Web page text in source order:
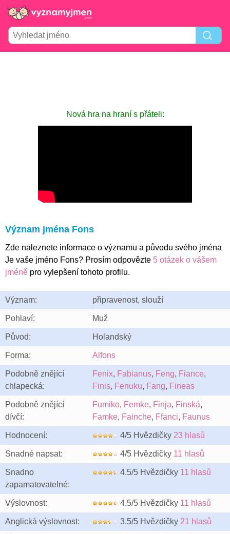
Nová hra na hraní s přáteli:
Význam jména Fons
Zde naleznete informace o významu a původu svého jména
Je vaše jméno Fons? Prosím odpovězte 5 otázek o vášem
jméně pro vylepšení tohoto profilu.
Význam: připravenost, slouží
Pohlaví: Muž
Původ: Holandský
Forma: Alfons
Podobně znějící
chlapecká:
Fenix, Fabianus, Feng, Fiance,
Finis, Fenuku, Fang, Fineas
Podobně znějící
dívčí:
Fumiko, Femke, Finja, Finská,
Famke, Fainche, Ffanci, Faunus
Hodnocení: 4/5 Hvězdičky 23 hlasů
Snadné napsat: 4/5 Hvězdičky 11 hlasů
Snadno
zapamatovatelné:
4.5/5 Hvězdičky 11 hlasů
Výslovnost: 4.5/5 Hvězdičky 11 hlasů
Anglická výslovnost: 3.5/5 Hvězdičky 21 hlasů